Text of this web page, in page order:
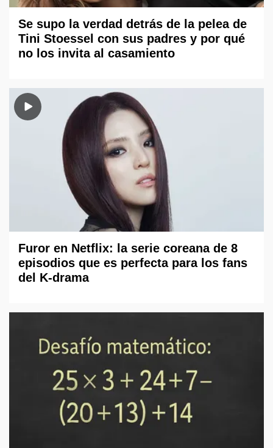
Se supo la verdad detrás de la pelea de
Tini Stoessel con sus padres y por qué
no los invita al casamiento
Furor en Netflix: la serie coreana de 8
episodios que es perfecta para los fans
del K-drama